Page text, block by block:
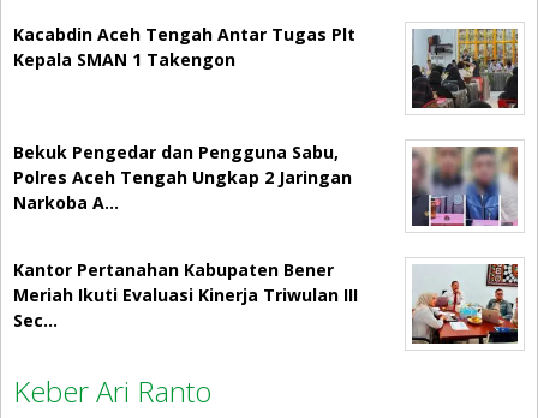
Kacabdin Aceh Tengah Antar Tugas Plt
Kepala SMAN 1 Takengon
Bekuk Pengedar dan Pengguna Sabu,
Polres Aceh Tengah Ungkap 2 Jaringan
Narkoba A…
Kantor Pertanahan Kabupaten Bener
Meriah Ikuti Evaluasi Kinerja Triwulan III
Sec…
Keber Ari Ranto